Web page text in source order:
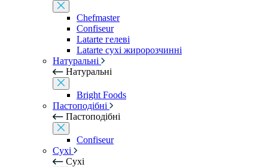
Chefmaster
Confiseur
Latarte гелеві
Latarte сухі жиророзчинні
Натуральні
Натуральні
Bright Foods
Пастоподібні
Пастоподібні
Confiseur
Сухі
Сухі